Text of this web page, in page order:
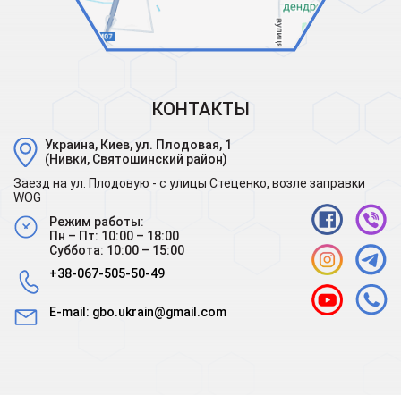
КОНТАКТЫ
Украина, Киев, ул. Плодовая, 1
(Нивки, Святошинский район)
Заезд на ул. Плодовую - с улицы Стеценко, возле заправки
WOG
Режим работы:
Пн – Пт: 10:00 – 18:00
Суббота: 10:00 – 15:00
+38-067-505-50-49
E-mail: gbo.ukrain@gmail.com